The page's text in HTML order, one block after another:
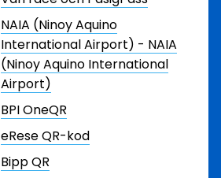
NAIA (Ninoy Aquino
International Airport) - NAIA
(Ninoy Aquino International
Airport)
BPI OneQR
eRese QR-kod
Bipp QR